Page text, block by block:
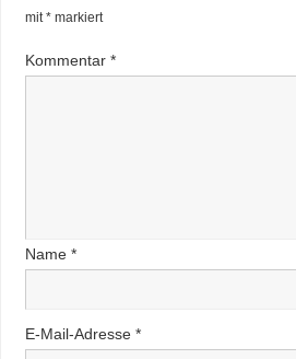
mit*markiert
Kommentar *
Name *
E-Mail-Adresse *